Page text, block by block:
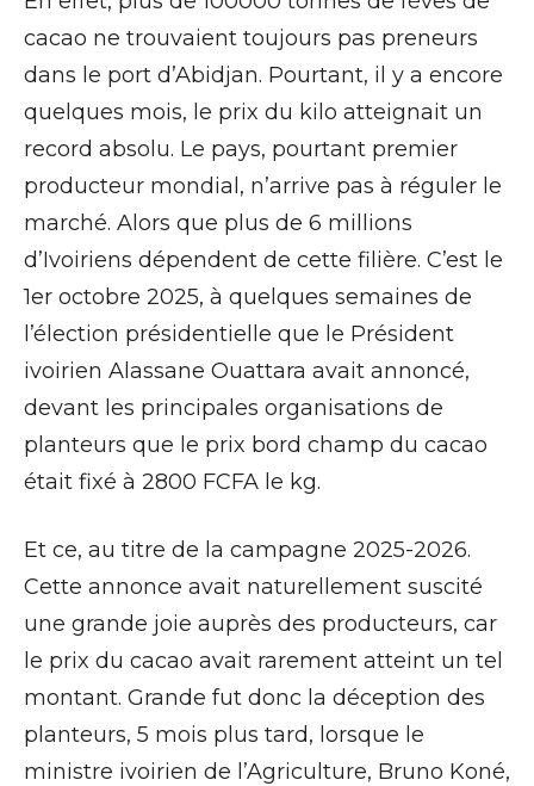
cacao ne trouvaient toujours pas preneurs
dans le port d’Abidjan. Pourtant, il y a encore
quelques mois, le prix du kilo atteignait un
record absolu. Le pays, pourtant premier
producteur mondial, n’arrive pas à réguler le
marché. Alors que plus de 6 millions
d’Ivoiriens dépendent de cette filière. C’est le
1er octobre 2025, à quelques semaines de
l’élection présidentielle que le Président
ivoirien Alassane Ouattara avait annoncé,
devant les principales organisations de
planteurs que le prix bord champ du cacao
était fixé à 2800 FCFA le kg.
Et ce, au titre de la campagne 2025-2026.
Cette annonce avait naturellement suscité
une grande joie auprès des producteurs, car
le prix du cacao avait rarement atteint un tel
montant. Grande fut donc la déception des
planteurs, 5 mois plus tard, lorsque le
ministre ivoirien de l’Agriculture, Bruno Koné,